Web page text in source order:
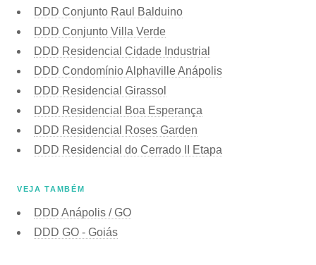
DDD Conjunto Raul Balduino
DDD Conjunto Villa Verde
DDD Residencial Cidade Industrial
DDD Condomínio Alphaville Anápolis
DDD Residencial Girassol
DDD Residencial Boa Esperança
DDD Residencial Roses Garden
DDD Residencial do Cerrado II Etapa
VEJA TAMBÉM
DDD Anápolis / GO
DDD GO - Goiás